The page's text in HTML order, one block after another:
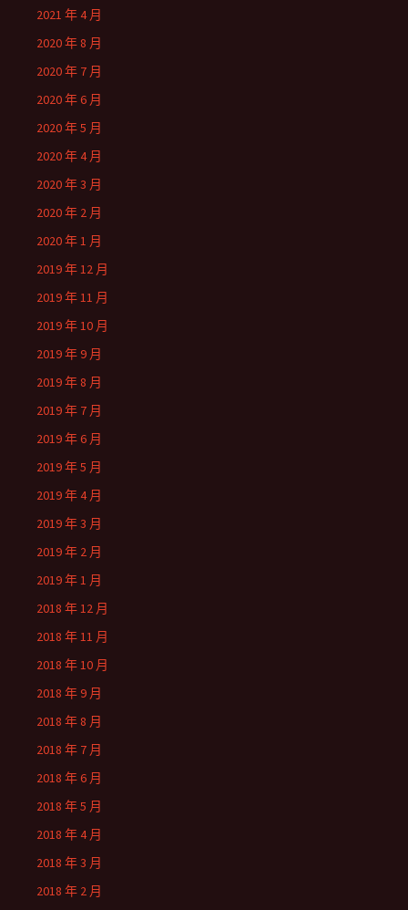
2021 年 4 月
2020 年 8 月
2020 年 7 月
2020 年 6 月
2020 年 5 月
2020 年 4 月
2020 年 3 月
2020 年 2 月
2020 年 1 月
2019 年 12 月
2019 年 11 月
2019 年 10 月
2019 年 9 月
2019 年 8 月
2019 年 7 月
2019 年 6 月
2019 年 5 月
2019 年 4 月
2019 年 3 月
2019 年 2 月
2019 年 1 月
2018 年 12 月
2018 年 11 月
2018 年 10 月
2018 年 9 月
2018 年 8 月
2018 年 7 月
2018 年 6 月
2018 年 5 月
2018 年 4 月
2018 年 3 月
2018 年 2 月